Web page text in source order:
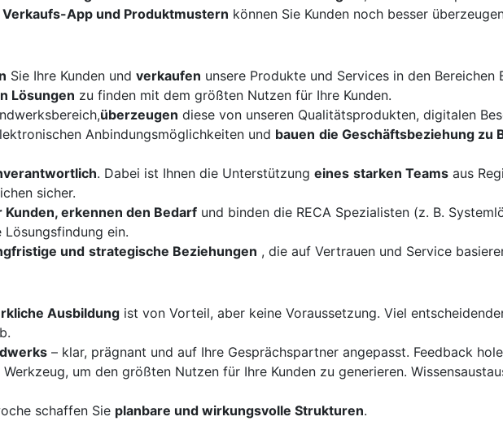
Verkaufs-App und Produktmustern können Sie Kunden noch besser
Sie Ihre Kunden und verkaufen unsere Produkte und Services in den Bereichen
Lösungen zu finden mit dem größten Nutzen für Ihre Kunden.
überzeugen diese von unseren Qualitätsprodukten, digitalen
Anbindungsmöglichkeiten und bauen die Geschäftsbeziehung zu
. Dabei ist Ihnen die Unterstützung eines starken Teams aus
sicher.
erkennen den Bedarf und binden die RECA Spezialisten (z. B.
ein.
und strategische Beziehungen , die auf Vertrauen und Service
Ausbildung ist von Vorteil, aber keine Voraussetzung. Viel
– klar, prägnant und auf Ihre Gesprächspartner angepasst. Feedback
um den größten Nutzen für Ihre Kunden zu generieren.
schaffen Sie planbare und wirkungsvolle Strukturen.